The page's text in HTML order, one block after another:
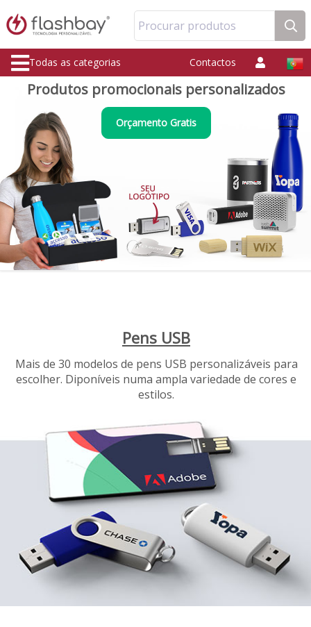
Procurar produtos
Todas as categorias Contactos
Produtos promocionais personalizados
Orçamento Gratis
Pens USB
Mais de 30 modelos de pens USB personalizáveis para
escolher. Diponíveis numa ampla variedade de cores e
estilos.